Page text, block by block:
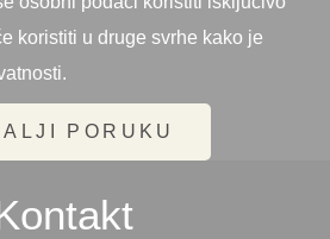
koristiti u druge svrhe kako je
PORUKU